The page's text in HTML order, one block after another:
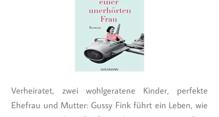
Verheiratet, zwei wohlgeratene Kinder, perfekte
Ehefrau und Mutter: Gussy Fink führt ein Leben, wie